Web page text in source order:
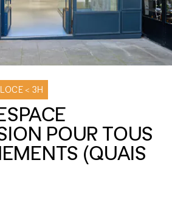
< 3H
POUR TOUS
(QUAIS